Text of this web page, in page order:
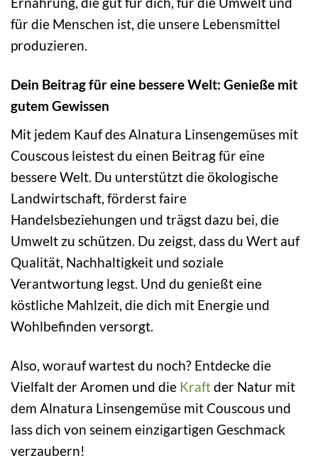
für die Menschen ist, die unsere Lebensmittel
produzieren.
Dein Beitrag für eine bessere Welt: Genieße mit
gutem Gewissen
Mit jedem Kauf des Alnatura Linsengemüses mit
Couscous leistest du einen Beitrag für eine
bessere Welt. Du unterstützt die ökologische
Landwirtschaft, förderst faire
Handelsbeziehungen und trägst dazu bei, die
Umwelt zu schützen. Du zeigst, dass du Wert auf
Qualität, Nachhaltigkeit und soziale
Verantwortung legst. Und du genießt eine
köstliche Mahlzeit, die dich mit Energie und
Wohlbefinden versorgt.
Also, worauf wartest du noch? Entdecke die
Vielfalt der Aromen und die Kraftder Natur mit
dem Alnatura Linsengemüse mit Couscous und
lass dich von seinem einzigartigen Geschmack
verzaubern!